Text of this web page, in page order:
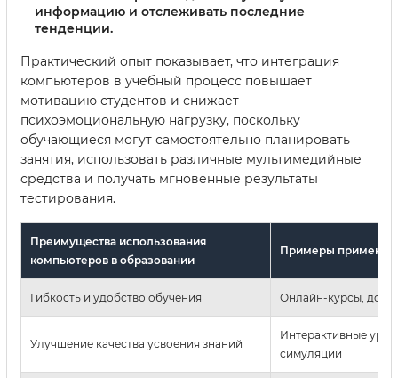
информацию и отслеживать последние
тенденции.
Практический опыт показывает, что интеграция
компьютеров в учебный процесс повышает
мотивацию студентов и снижает
психоэмоциональную нагрузку, поскольку
обучающиеся могут самостоятельно планировать
занятия, использовать различные мультимедийные
средства и получать мгновенные результаты
тестирования.
Преимущества использования
компьютеров в образовании
Примеры
Гибкость и удобство обучения Онлайн-курсы,
Улучшение качества усвоения знаний
Интерактивные
симуляции